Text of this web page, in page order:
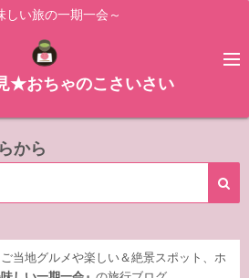
しい旅の一期一会～
★おちゃのこさいさい
から
当地グルメや楽しい＆絶景スポット、ホ